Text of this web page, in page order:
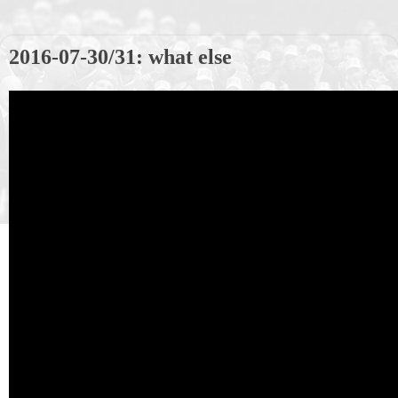
2016-07-30/31: what else